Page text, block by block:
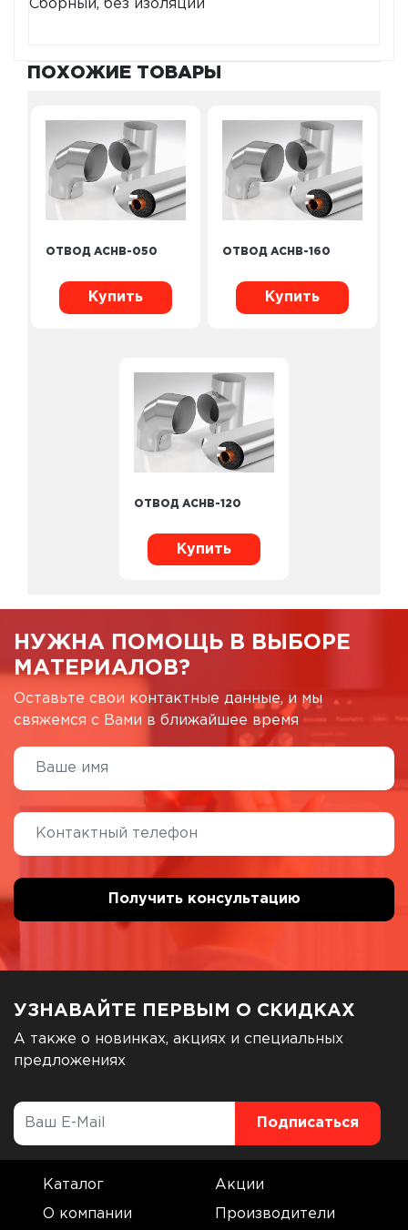
Сборный, без изоляции
ПОХОЖИЕ ТОВАРЫ
ОТВОД ACHB-050
Купить
ОТВОД ACHB-160
Купить
ОТВОД ACHB-120
Купить
НУЖНА ПОМОЩЬ В ВЫБОРЕ
МАТЕРИАЛОВ?
Оставьте свои контактные данные, и мы
свяжемся с Вами в ближайшее время
УЗНАВАЙТЕ ПЕРВЫМ О СКИДКАХ
А также о новинках, акциях и специальных
предложениях
Каталог Акции
О компании Производители